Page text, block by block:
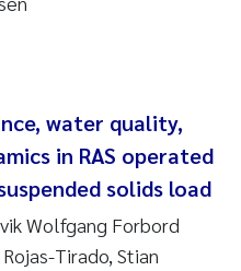
water quality,
in RAS operated
solids load
Wolfgang Forbord
Tirado, Stian